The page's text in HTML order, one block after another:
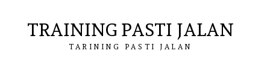
contentTRAINING PASTI JALAN
TARINING PASTI JALAN